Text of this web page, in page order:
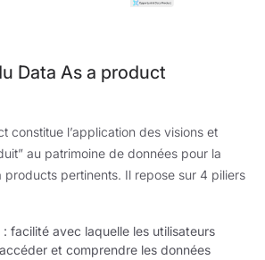
Data As a product
constitue l’application des visions et
au patrimoine de données pour la
pertinents. Il repose sur 4 piliers
facilité avec laquelle les utilisateurs
et comprendre les données